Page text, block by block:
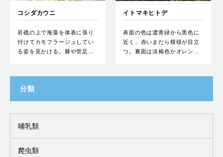
コシダカウニ
岩礁の上で海藻を体表に張り
付けてカモフラージュしてい
る姿を見かける。棘や管足…
イトマキヒトデ
表面の色は濃青緑から黒色に
近く、赤いまだら模様が目立
つ。裏面は淡褐色かオレン…
分類
哺乳類
爬虫類